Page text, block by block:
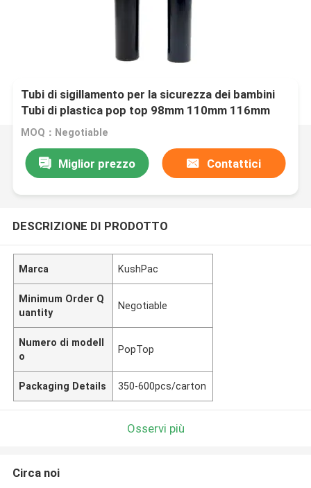
Tubi di sigillamento per la sicurezza dei bambini
Tubi di plastica pop top 98mm 110mm 116mm
MOQ：Negotiable
Miglior prezzo Contattici
DESCRIZIONE DI PRODOTTO
Marca KushPac
Minimum Order Q
uantity
Negotiable
Numero di modell
o
PopTop
Packaging Details 350-600pcs/carton
Osservi più
Circa noi